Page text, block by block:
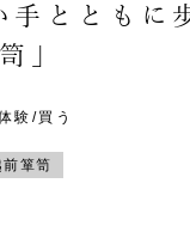
手とともに
」
験/買う
前箪笥